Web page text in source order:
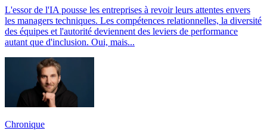
L'essor de l'IA pousse les entreprises à revoir leurs attentes envers
les managers techniques. Les compétences relationnelles, la diversité
des équipes et l'autorité deviennent des leviers de performance
autant que d'inclusion. Oui, mais...
Chronique